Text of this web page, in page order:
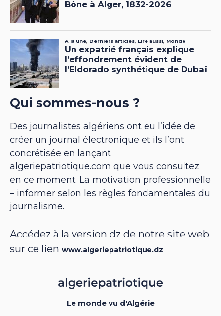
Qui sommes-nous ?
Des journalistes algériens ont eu l’idée de
créer un journal électronique et ils l’ont
concrétisée en lançant
algeriepatriotique.com que vous consultez
en ce moment. La motivation professionnelle
– informer selon les règles fondamentales du
journalisme.
Accédez à la version dz de notre site web
sur ce lien www.algeriepatriotique.dz
Le monde vu d'Algérie